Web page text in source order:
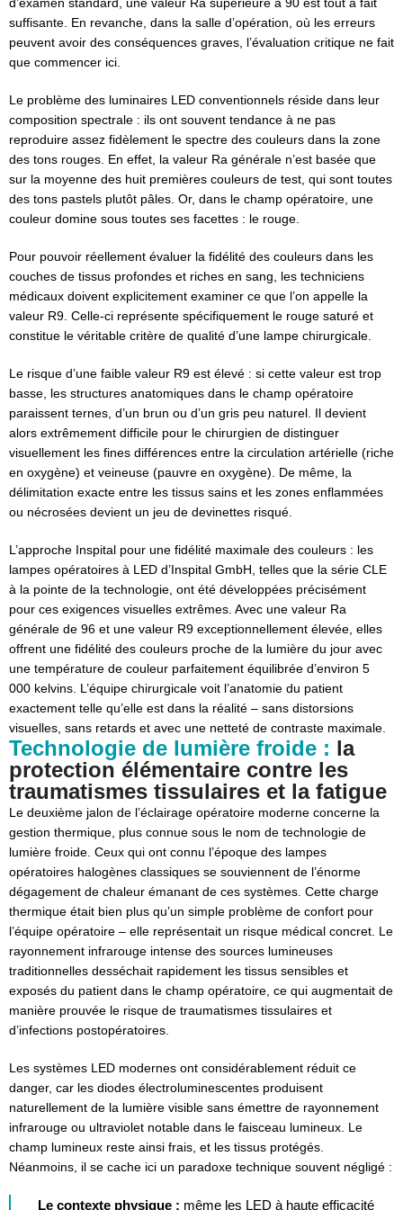
d’examen standard, une valeur Ra supérieure à 90 est tout à fait
suffisante. En revanche, dans la salle d’opération, où les erreurs
peuvent avoir des conséquences graves, l’évaluation critique ne fait
que commencer ici.
Le problème des luminaires LED conventionnels réside dans leur
composition spectrale : ils ont souvent tendance à ne pas
reproduire assez fidèlement le spectre des couleurs dans la zone
des tons rouges. En effet, la valeur Ra générale n’est basée que
sur la moyenne des huit premières couleurs de test, qui sont toutes
des tons pastels plutôt pâles. Or, dans le champ opératoire, une
couleur domine sous toutes ses facettes : le rouge.
Pour pouvoir réellement évaluer la fidélité des couleurs dans les
couches de tissus profondes et riches en sang, les techniciens
médicaux doivent explicitement examiner ce que l’on appelle la
valeur R9. Celle-ci représente spécifiquement le rouge saturé et
constitue le véritable critère de qualité d’une lampe chirurgicale.
Le risque d’une faible valeur R9 est élevé : si cette valeur est trop
basse, les structures anatomiques dans le champ opératoire
paraissent ternes, d’un brun ou d’un gris peu naturel. Il devient
alors extrêmement difficile pour le chirurgien de distinguer
visuellement les fines différences entre la circulation artérielle (riche
en oxygène) et veineuse (pauvre en oxygène). De même, la
délimitation exacte entre les tissus sains et les zones enflammées
ou nécrosées devient un jeu de devinettes risqué.
L’approche Inspital pour une fidélité maximale des couleurs : les
lampes opératoires à LED d’Inspital GmbH, telles que la série CLE
à la pointe de la technologie, ont été développées précisément
pour ces exigences visuelles extrêmes. Avec une valeur Ra
générale de 96 et une valeur R9 exceptionnellement élevée, elles
offrent une fidélité des couleurs proche de la lumière du jour avec
une température de couleur parfaitement équilibrée d’environ 5
000 kelvins. L’équipe chirurgicale voit l’anatomie du patient
exactement telle qu’elle est dans la réalité – sans distorsions
visuelles, sans retards et avec une netteté de contraste maximale.
Technologie de lumière froide : la
protection élémentaire contre les
traumatismes tissulaires et la fatigue
Le deuxième jalon de l’éclairage opératoire moderne concerne la
gestion thermique, plus connue sous le nom de technologie de
lumière froide. Ceux qui ont connu l’époque des lampes
opératoires halogènes classiques se souviennent de l’énorme
dégagement de chaleur émanant de ces systèmes. Cette charge
thermique était bien plus qu’un simple problème de confort pour
l’équipe opératoire – elle représentait un risque médical concret. Le
rayonnement infrarouge intense des sources lumineuses
traditionnelles desséchait rapidement les tissus sensibles et
exposés du patient dans le champ opératoire, ce qui augmentait de
manière prouvée le risque de traumatismes tissulaires et
d’infections postopératoires.
Les systèmes LED modernes ont considérablement réduit ce
danger, car les diodes électroluminescentes produisent
naturellement de la lumière visible sans émettre de rayonnement
infrarouge ou ultraviolet notable dans le faisceau lumineux. Le
champ lumineux reste ainsi frais, et les tissus protégés.
Néanmoins, il se cache ici un paradoxe technique souvent négligé :
Le contexte physique : même les LED à haute efficacité